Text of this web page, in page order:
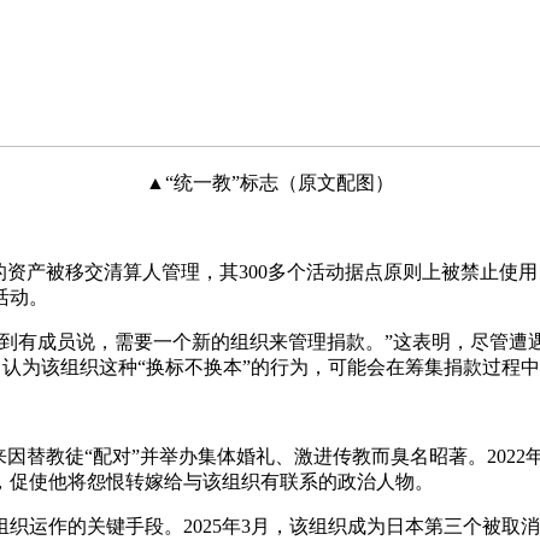
▲“统一教”标志（原文配图）
被移交清算人管理，其300多个活动据点原则上被禁止使
。
员说，需要一个新的组织来管理捐款。”这表明，尽管遭
为该组织这种“换标不换本”的行为，可能会在筹集捐款过程
教徒“配对”并举办集体婚礼、激进传教而臭名昭著。2022
使他将怨恨转嫁给与该组织有联系的政治人物。
作的关键手段。2025年3月，该组织成为日本第三个被取